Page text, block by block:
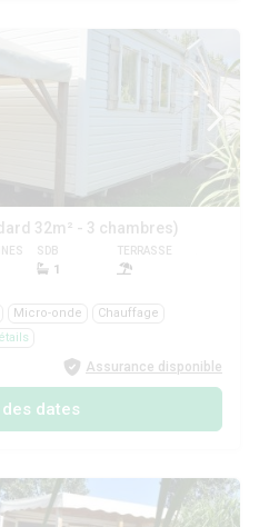
32m² - 3 chambres)
SDB
1
TERRASSE
Micro-onde
Chauffage
Assurance disponible
dates